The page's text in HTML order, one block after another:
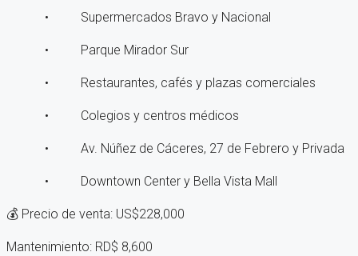
• Supermercados Bravo y Nacional
• Parque Mirador Sur
• Restaurantes, cafés y plazas comerciales
• Colegios y centros médicos
• Av. Núñez de Cáceres, 27 de Febrero y Privada
• Downtown Center y Bella Vista Mall
💰 Precio de venta: US$228,000
Mantenimiento: RD$ 8,600